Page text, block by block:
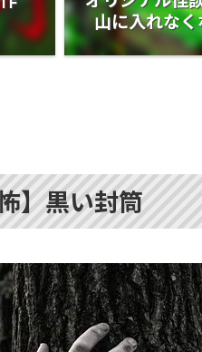
山に入れな
】黒い封筒